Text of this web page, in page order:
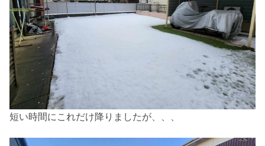
短い時間にこれだけ降りましたが、、、